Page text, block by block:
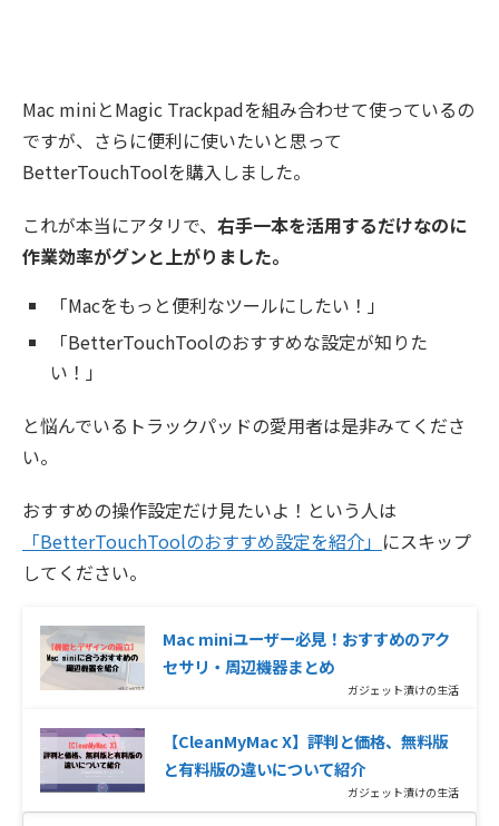
Mac miniとMagic Trackpadを組み合わせて使っているの
ですが、さらに便利に使いたいと思って
BetterTouchToolを購入しました。
これが本当にアタリで、 右手一本を活用するだけなのに
作業効率がグンと上がりました。
「Macをもっと便利なツールにしたい！」
「BetterTouchToolのおすすめな設定が知りた
い！」
と悩んでいるトラックパッドの愛用者は是非みてくださ
い。
おすすめの操作設定だけ見たいよ！という人は
「BetterTouchToolのおすすめ設定を紹介」 にスキップ
してください。
Mac miniユーザー必見！おすすめのアク
セサリ・周辺機器まとめ
ガジェット漬けの生活
【CleanMyMac X】評判と価格、無料版
と有料版の違いについて紹介
ガジェット漬けの生活